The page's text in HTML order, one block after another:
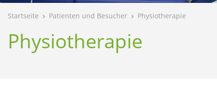
Startseite Patienten und Besucher Physiotherapie
Physiotherapie